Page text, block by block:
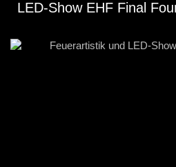
LED-Show EHF Final